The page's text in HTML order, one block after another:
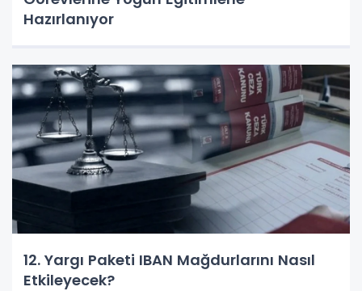
Hazırlanıyor
12. Yargı Paketi IBAN Mağdurlarını Nasıl
Etkileyecek?